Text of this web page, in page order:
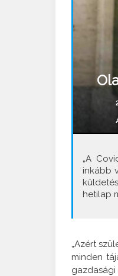
„A
inkább
hetilap
„Azért
minden